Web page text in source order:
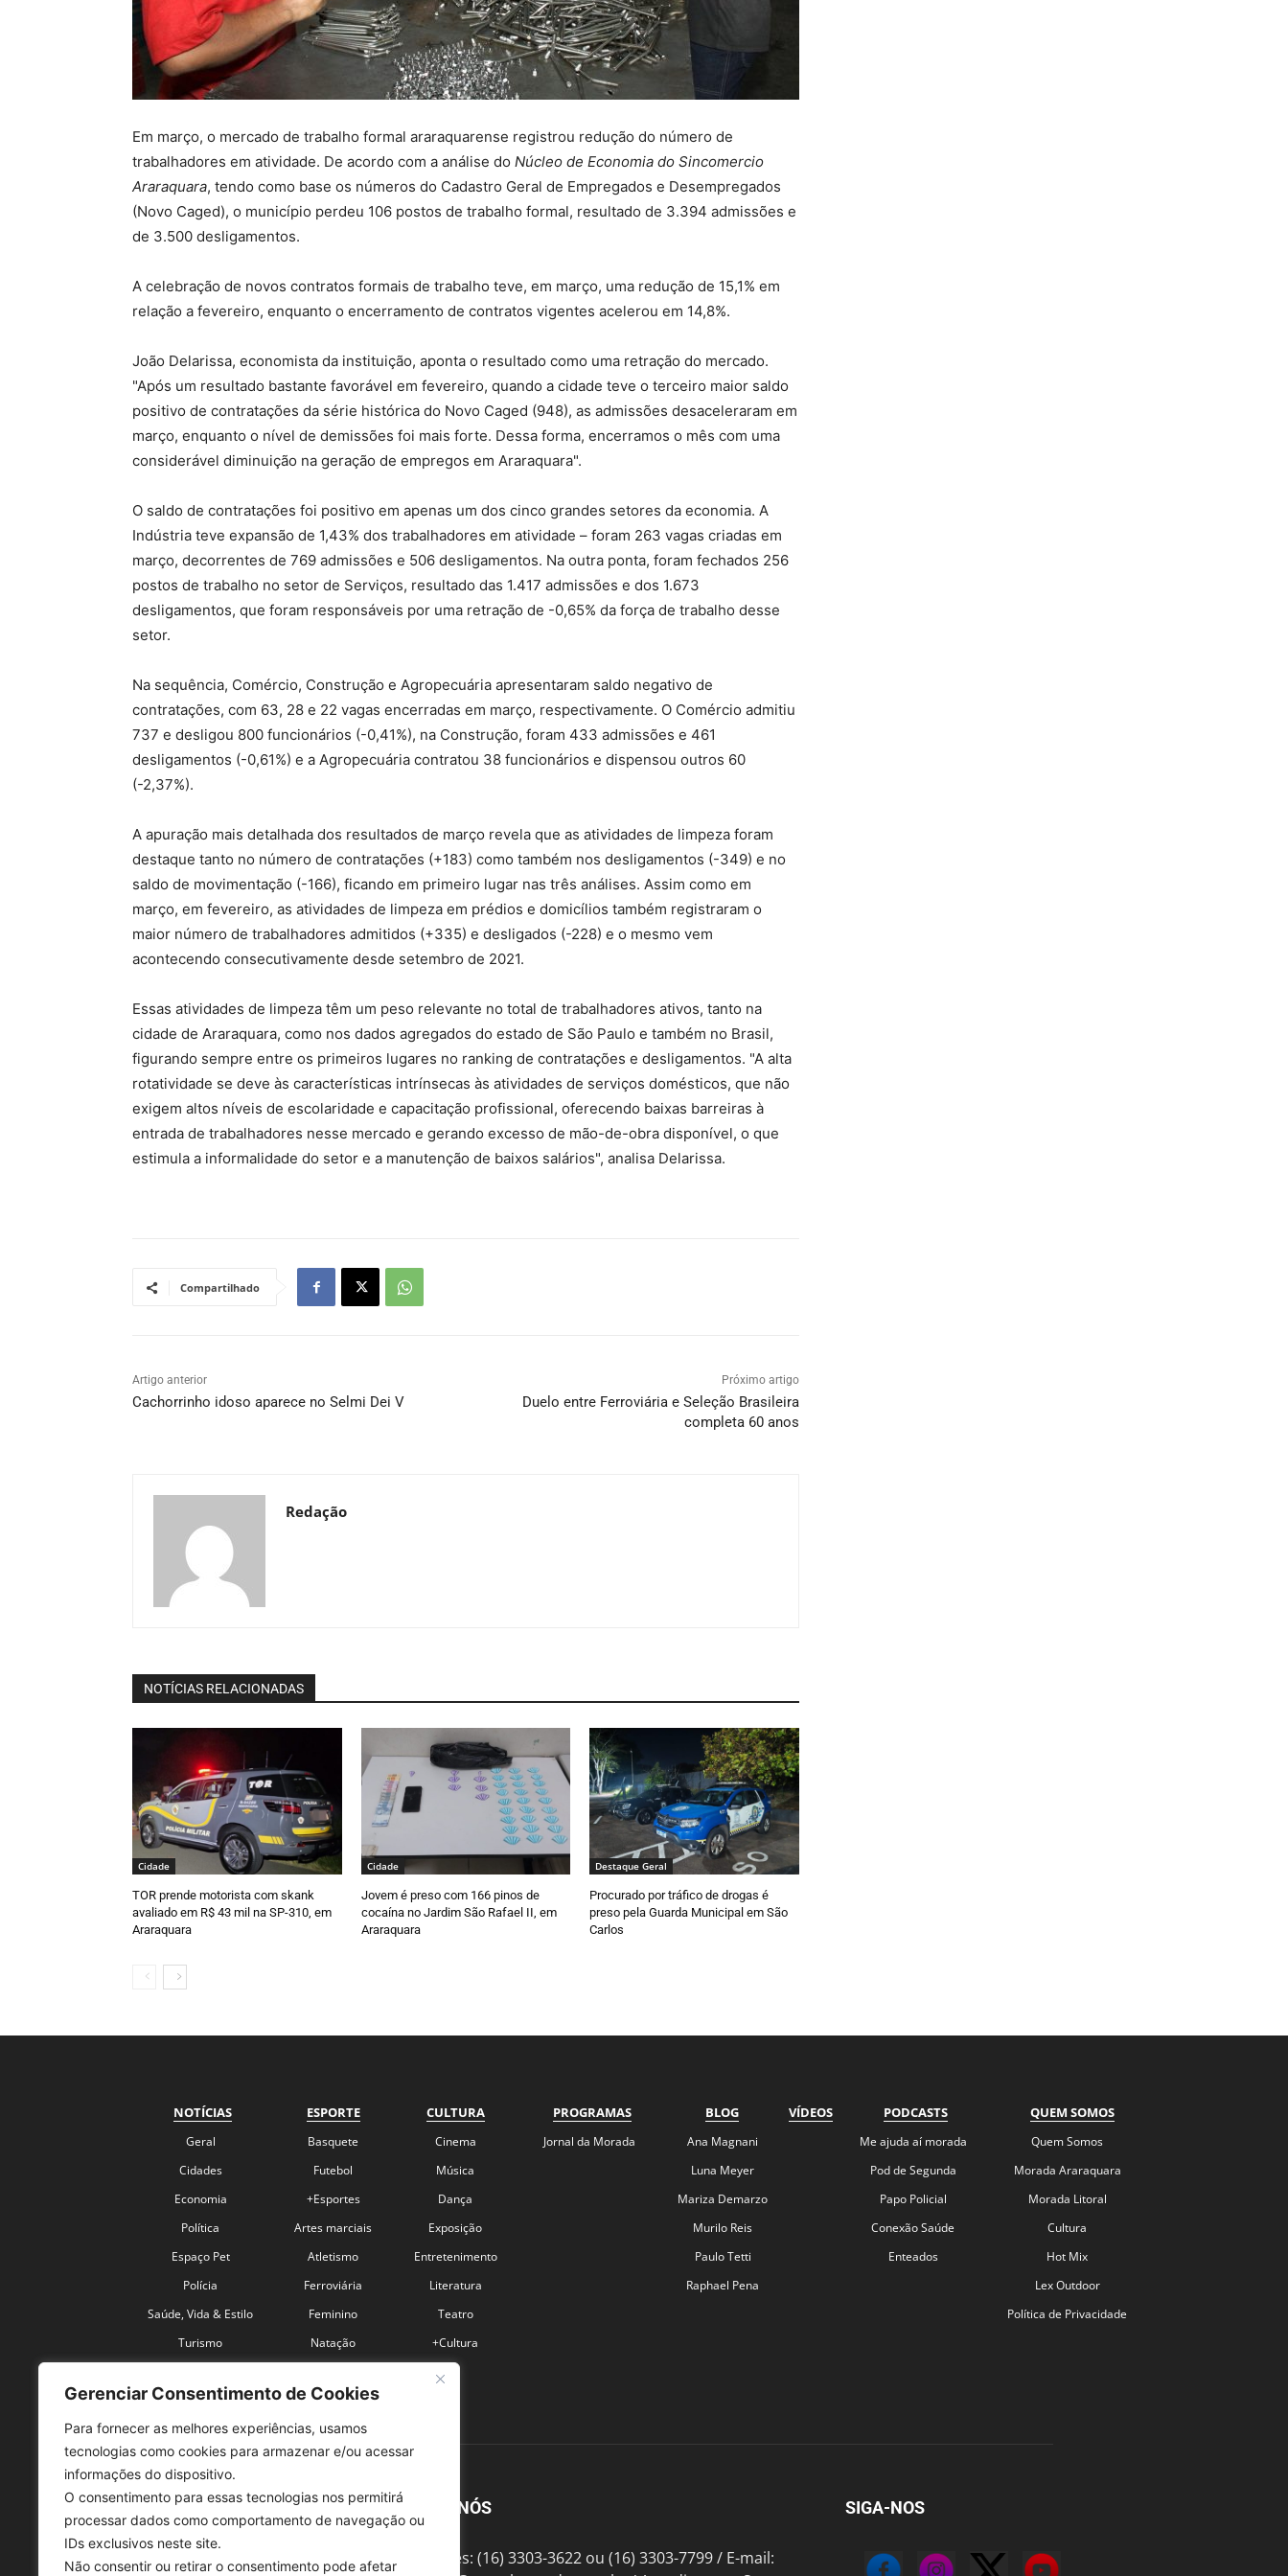
Gerenciar Consentimento de Cookies
Para fornecer as melhores experiências, usamos
tecnologias como cookies para armazenar e/ou acessar
informações do dispositivo.
O consentimento para essas tecnologias nos permitirá
processar dados como comportamento de navegação ou
IDs exclusivos neste site.
Não consentir ou retirar o consentimento pode afetar
Em março, o mercado de trabalho formal araraquarense registrou redução do número de
trabalhadores em atividade. De acordo com a análise do Núcleo de Economia do Sincomercio
Araraquara, tendo como base os números do Cadastro Geral de Empregados e Desempregados
(Novo Caged), o município perdeu 106 postos de trabalho formal, resultado de 3.394 admissões e
de 3.500 desligamentos.
A celebração de novos contratos formais de trabalho teve, em março, uma redução de 15,1% em
relação a fevereiro, enquanto o encerramento de contratos vigentes acelerou em 14,8%.
João Delarissa, economista da instituição, aponta o resultado como uma retração do mercado.
"Após um resultado bastante favorável em fevereiro, quando a cidade teve o terceiro maior saldo
positivo de contratações da série histórica do Novo Caged (948), as admissões desaceleraram em
março, enquanto o nível de demissões foi mais forte. Dessa forma, encerramos o mês com uma
considerável diminuição na geração de empregos em Araraquara".
O saldo de contratações foi positivo em apenas um dos cinco grandes setores da economia. A
Indústria teve expansão de 1,43% dos trabalhadores em atividade – foram 263 vagas criadas em
março, decorrentes de 769 admissões e 506 desligamentos. Na outra ponta, foram fechados 256
postos de trabalho no setor de Serviços, resultado das 1.417 admissões e dos 1.673
desligamentos, que foram responsáveis por uma retração de -0,65% da força de trabalho desse
setor.
Na sequência, Comércio, Construção e Agropecuária apresentaram saldo negativo de
contratações, com 63, 28 e 22 vagas encerradas em março, respectivamente. O Comércio admitiu
737 e desligou 800 funcionários (-0,41%), na Construção, foram 433 admissões e 461
desligamentos (-0,61%) e a Agropecuária contratou 38 funcionários e dispensou outros 60
(-2,37%).
A apuração mais detalhada dos resultados de março revela que as atividades de limpeza foram
destaque tanto no número de contratações (+183) como também nos desligamentos (-349) e no
saldo de movimentação (-166), ficando em primeiro lugar nas três análises. Assim como em
março, em fevereiro, as atividades de limpeza em prédios e domicílios também registraram o
maior número de trabalhadores admitidos (+335) e desligados (-228) e o mesmo vem
acontecendo consecutivamente desde setembro de 2021.
Essas atividades de limpeza têm um peso relevante no total de trabalhadores ativos, tanto na
cidade de Araraquara, como nos dados agregados do estado de São Paulo e também no Brasil,
figurando sempre entre os primeiros lugares no ranking de contratações e desligamentos. "A alta
rotatividade se deve às características intrínsecas às atividades de serviços domésticos, que não
exigem altos níveis de escolaridade e capacitação profissional, oferecendo baixas barreiras à
entrada de trabalhadores nesse mercado e gerando excesso de mão-de-obra disponível, o que
estimula a informalidade do setor e a manutenção de baixos salários", analisa Delarissa.
Compartilhado
Artigo anterior
Cachorrinho idoso aparece no Selmi Dei V
Próximo artigo
Duelo entre Ferroviária e Seleção Brasileira
completa 60 anos
Redação
NOTÍCIAS RELACIONADAS
Cidade
TOR prende motorista com skank
avaliado em R$ 43 mil na SP-310, em
Araraquara
Cidade
Jovem é preso com 166 pinos de
cocaína no Jardim São Rafael II, em
Araraquara
Destaque Geral
Procurado por tráfico de drogas é
preso pela Guarda Municipal em São
Carlos
NOTÍCIAS
Geral
Cidades
Economia
Política
Espaço Pet
Polícia
Saúde, Vida & Estilo
Turismo
ESPORTE
Basquete
Futebol
+Esportes
Artes marciais
Atletismo
Ferroviária
Feminino
Natação
CULTURA
Cinema
Música
Dança
Exposição
Entretenimento
Literatura
Teatro
+Cultura
PROGRAMAS
Jornal da Morada
BLOG
Ana Magnani
Luna Meyer
Mariza Demarzo
Murilo Reis
Paulo Tetti
Raphael Pena
VÍDEOS PODCASTS
Me ajuda aí morada
Pod de Segunda
Papo Policial
Conexão Saúde
Enteados
QUEM SOMOS
Quem Somos
Morada Araraquara
Morada Litoral
Cultura
Hot Mix
Lex Outdoor
Política de Privacidade
SOBRE NÓS
Telefones: (16) 3303-3622 ou (16) 3303-7799 / E-mail:
SIGA-NOS